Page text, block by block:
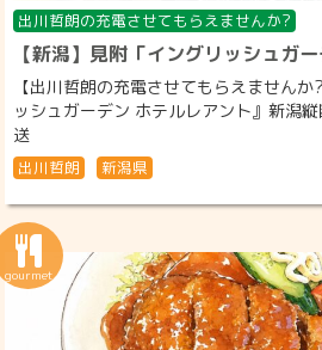
出川哲朗の充電させてもらえませんか?
【新潟】見附「イングリッシュガ
【出川哲朗の充電させてもらえません
ッシュガーデン ホテルレアント』新
送
出川哲朗 新潟県